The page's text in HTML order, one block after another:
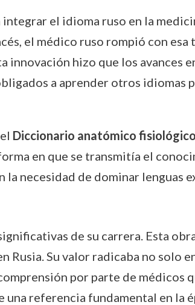
el idioma ruso en la
el médico ruso rompió con
innovación hizo que los avances
a aprender otros idiomas
Diccionario anatómico fisiológico
en que se transmitía el
necesidad de dominar lenguas
de su carrera. Esta
Su valor radicaba no solo
por parte de médicos
referencia fundamental en la